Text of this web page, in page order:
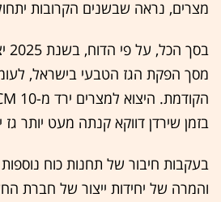
מצרים, נראה שבשנים הקרובות
בזמן שירדן דווקא קנתה מעט יותר גז
בעקבות חיבור של תחנות כוח
והמרה של יחידות ייצור של חברת